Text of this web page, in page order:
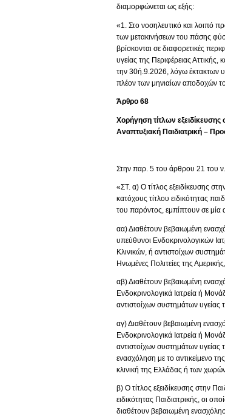
διαμορφώνεται ως εξής:
«1. Στο νοσηλευτικό και λοιπό
των μετακινήσεων του πάσης
βρίσκονται σε διαφορετικές
υγείας της Περιφέρειας
την 30ή.9.2026, λόγω έκτακτων
πλέον των μηνιαίων αποδοχών
Άρθρο 68
Χορήγηση τίτλων εξειδίκευσης
Αναπτυξιακή Παιδιατρική –
Στην παρ. 5 του άρθρου 21 του ν.
«ΣΤ. α) Ο τίτλος εξειδίκευσης
κατόχους τίτλου ειδικότητας
του παρόντος, εμπίπτουν σε μία
αα) Διαθέτουν βεβαιωμένη
υπεύθυνοι Ενδοκρινολογικών
Κλινικών, ή αντιστοίχων
Ηνωμένες Πολιτείες της
αβ) Διαθέτουν βεβαιωμένη
Ενδοκρινολογικά Ιατρεία ή
αντιστοίχων συστημάτων
αγ) Διαθέτουν βεβαιωμένη
Ενδοκρινολογικά Ιατρεία ή
αντιστοίχων συστημάτων υγείας
ενασχόληση με το αντικείμενο
κλινική της Ελλάδας ή των
β) Ο τίτλος εξειδίκευσης στην
ειδικότητας Παιδιατρικής, οι
διαθέτουν βεβαιωμένη